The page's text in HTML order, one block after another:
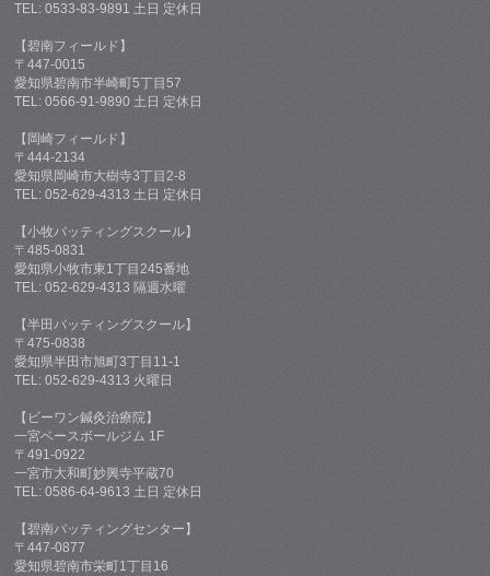
TEL: 0533-83-9891 土日 定休日
【碧南フィールド】
〒447-0015
愛知県碧南市半崎町5丁目57
TEL: 0566-91-9890 土日 定休日
【岡崎フィールド】
〒444-2134
愛知県岡崎市大樹寺3丁目2-8
TEL: 052-629-4313 土日 定休日
【小牧バッティングスクール】
〒485-0831
愛知県小牧市東1丁目245番地
TEL: 052-629-4313 隔週水曜
【半田バッティングスクール】
〒475-0838
愛知県半田市旭町3丁目11-1
TEL: 052-629-4313 火曜日
【ビーワン鍼灸治療院】
一宮ベースボールジム 1F
〒491-0922
一宮市大和町妙興寺平蔵70
TEL: 0586-64-9613 土日 定休日
【碧南バッティングセンター】
〒447-0877
愛知県碧南市栄町1丁目16